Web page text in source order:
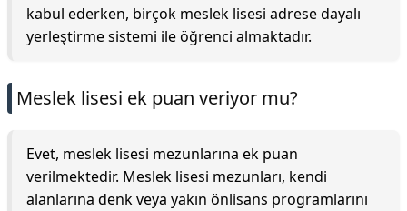
kabul ederken, birçok meslek lisesi adrese dayalı
yerleştirme sistemi ile öğrenci almaktadır.
Meslek lisesi ek puan veriyor mu?
Evet, meslek lisesi mezunlarına ek puan
verilmektedir. Meslek lisesi mezunları, kendi
alanlarına denk veya yakın önlisans programlarını